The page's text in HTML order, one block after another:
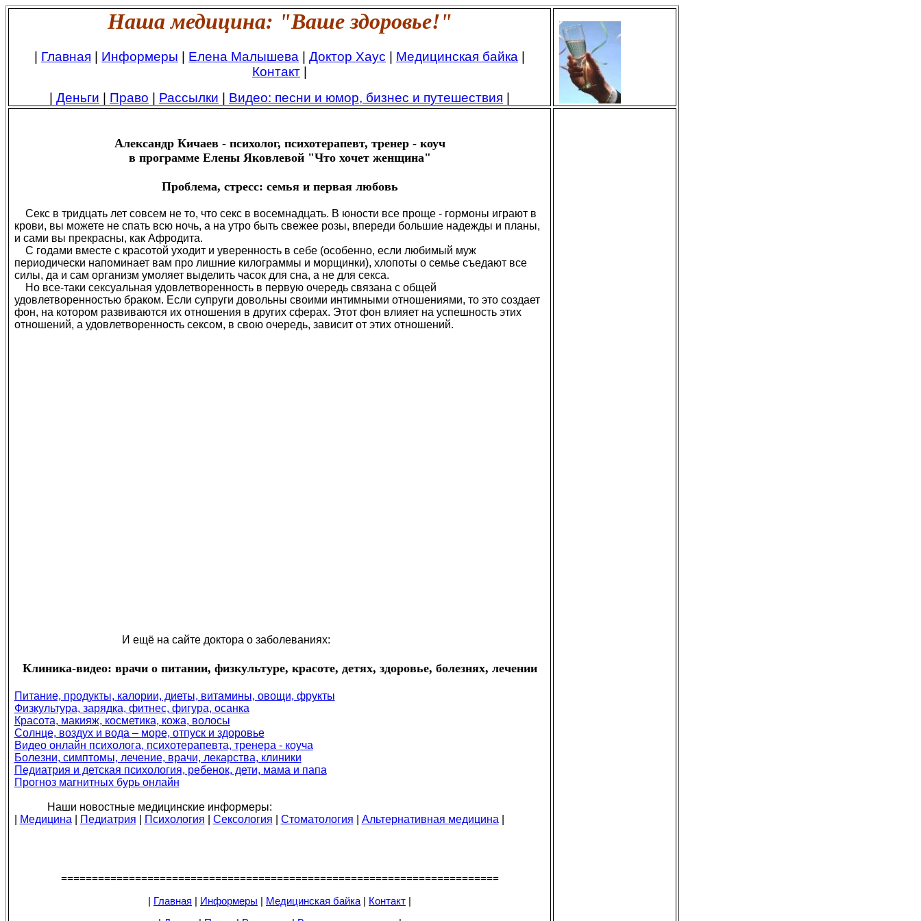
Наша медицина: "Ваше здоровье!"
| Главная | Информеры | Елена Малышева | Доктор Хаус | Медицинская байка |
Контакт |
| Деньги | Право | Рассылки | Видео: песни и юмор, бизнес и путешествия |
Александр Кичаев - психолог, психотерапевт, тренер - коуч
в программе Елены Яковлевой "Что хочет женщина"
Проблема, стресс: семья и первая любовь
Секс в тридцать лет совсем не то, что секс в восемнадцать. В юности все проще - гормоны играют в
крови, вы можете не спать всю ночь, а на утро быть свежее розы, впереди большие надежды и планы,
и сами вы прекрасны, как Афродита.
С годами вместе с красотой уходит и уверенность в себе (особенно, если любимый муж
периодически напоминает вам про лишние килограммы и морщинки), хлопоты о семье съедают все
силы, да и сам организм умоляет выделить часок для сна, а не для секса.
Но все-таки сексуальная удовлетворенность в первую очередь связана с общей
удовлетворенностью браком. Если супруги довольны своими интимными отношениями, то это создает
фон, на котором развиваются их отношения в других сферах. Этот фон влияет на успешность этих
отношений, а удовлетворенность сексом, в свою очередь, зависит от этих отношений.
И ещё на сайте доктора о заболеваниях:
Клиника-видео: врачи о питании, физкультуре, красоте, детях, здоровье, болезнях, лечении
Питание, продукты, калории, диеты, витамины, овощи, фрукты
Физкультура, зарядка, фитнес, фигура, осанка
Красота, макияж, косметика, кожа, волосы
Солнце, воздух и вода – море, отпуск и здоровье
Видео онлайн психолога, психотерапевта, тренера - коуча
Болезни, симптомы, лечение, врачи, лекарства, клиники
Педиатрия и детская психология, ребенок, дети, мама и папа
Прогноз магнитных бурь онлайн
Наши новостные медицинские информеры:
Медицина Педиатрия Психология Сексология Стоматология Альтернативная медицина
=======================================================================
Главная Информеры Медицинская байка Контакт